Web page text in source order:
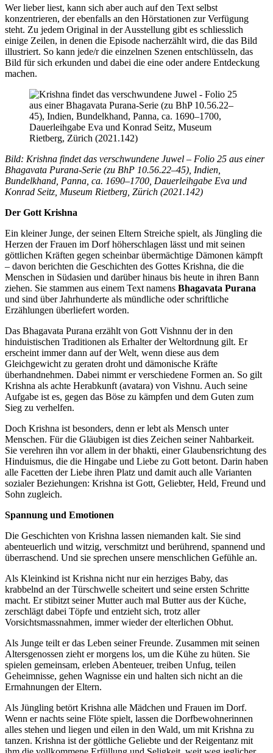
Wer lieber liest, kann sich aber auch auf den Text selbst
konzentrieren, der ebenfalls an den Hörstationen zur Verfügung
steht. Zu jedem Original in der Ausstellung gibt es schliesslich
einige Zeilen, in denen die Episode nacherzählt wird, die das Bild
illustriert. So kann jede/r die einzelnen Szenen entschlüsseln, das
Bild für sich erkunden und dabei die eine oder andere Entdeckung
machen.
Bild: Krishna findet das verschwundene Juwel – Folio 25 aus einer
Bhagavata Purana-Serie (zu BhP 10.56.22–45), Indien,
Bundelkhand, Panna, ca. 1690–1700, Dauerleihgabe Eva und
Konrad Seitz, Museum Rietberg, Zürich (2021.142)
Der Gott Krishna
Ein kleiner Junge, der seinen Eltern Streiche spielt, als Jüngling die
Herzen der Frauen im Dorf höherschlagen lässt und mit seinen
göttlichen Kräften gegen scheinbar übermächtige Dämonen kämpft
– davon berichten die Geschichten des Gottes Krishna, die die
Menschen in Südasien und darüber hinaus bis heute in ihren Bann
ziehen. Sie stammen aus einem Text namens Bhagavata Purana
und sind über Jahrhunderte als mündliche oder schriftliche
Erzählungen überliefert worden.
Das Bhagavata Purana erzählt von Gott Vishnnu der in den
hinduistischen Traditionen als Erhalter der Weltordnung gilt. Er
erscheint immer dann auf der Welt, wenn diese aus dem
Gleichgewicht zu geraten droht und dämonische Kräfte
überhandnehmen. Dabei nimmt er verschiedene Formen an. So gilt
Krishna als achte Herabkunft (avatara) von Vishnu. Auch seine
Aufgabe ist es, gegen das Böse zu kämpfen und dem Guten zum
Sieg zu verhelfen.
Doch Krishna ist besonders, denn er lebt als Mensch unter
Menschen. Für die Gläubigen ist dies Zeichen seiner Nahbarkeit.
Sie verehren ihn vor allem in der bhakti, einer Glaubensrichtung des
Hinduismus, die die Hingabe und Liebe zu Gott betont. Darin haben
alle Facetten der Liebe ihren Platz und damit auch alle Varianten
sozialer Beziehungen: Krishna ist Gott, Geliebter, Held, Freund und
Sohn zugleich.
Spannung und Emotionen
Die Geschichten von Krishna lassen niemanden kalt. Sie sind
abenteuerlich und witzig, verschmitzt und berührend, spannend und
überraschend. Und sie sprechen unsere menschlichen Gefühle an.
Als Kleinkind ist Krishna nicht nur ein herziges Baby, das
krabbelnd an der Türschwelle scheitert und seine ersten Schritte
macht. Er stibitzt seiner Mutter auch mal Butter aus der Küche,
zerschlägt dabei Töpfe und entzieht sich, trotz aller
Vorsichtsmassnahmen, immer wieder der elterlichen Obhut.
Als Junge teilt er das Leben seiner Freunde. Zusammen mit seinen
Altersgenossen zieht er morgens los, um die Kühe zu hüten. Sie
spielen gemeinsam, erleben Abenteuer, treiben Unfug, teilen
Geheimnisse, gehen Wagnisse ein und halten sich nicht an die
Ermahnungen der Eltern.
Als Jüngling betört Krishna alle Mädchen und Frauen im Dorf.
Wenn er nachts seine Flöte spielt, lassen die Dorfbewohnerinnen
alles stehen und liegen und eilen in den Wald, um mit Krishna zu
tanzen. Krishna ist der göttliche Geliebte und der Reigentanz mit